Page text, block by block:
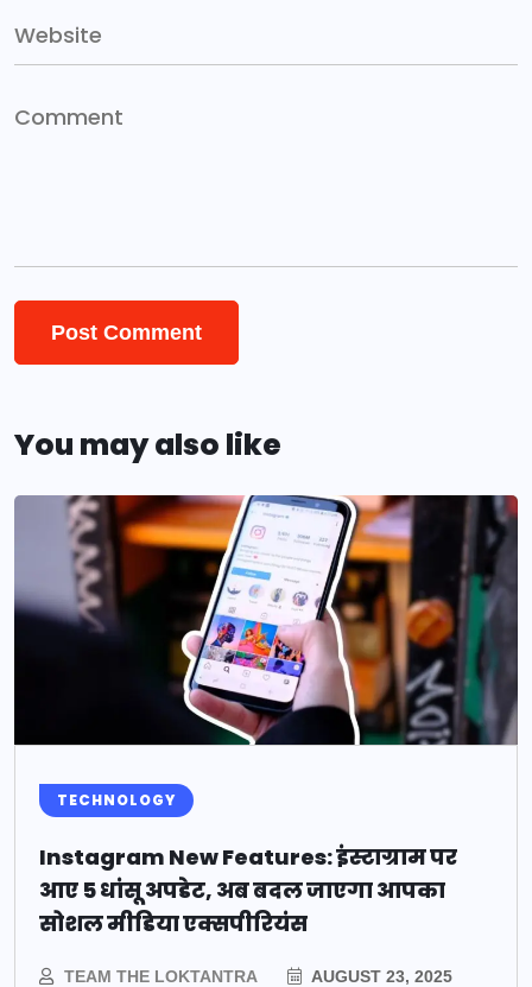
You may also like
TECHNOLOGY
Instagram New Features: इंस्टाग्राम पर
आए 5 धांसू अपडेट, अब बदल जाएगा आपका
सोशल मीडिया एक्सपीरियंस
TEAM THE LOKTANTRA AUGUST 23, 2025